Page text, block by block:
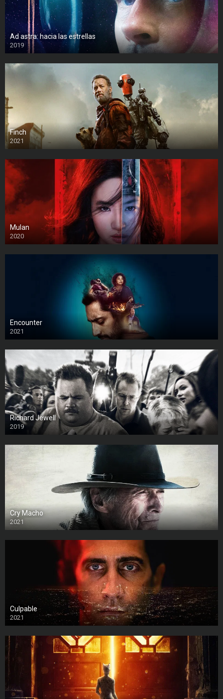
Ad astra: hacia las estrellas
2019
Finch
2021
Mulan
2020
Encounter
2021
Richard Jewell
2019
Cry Macho
2021
Culpable
2021